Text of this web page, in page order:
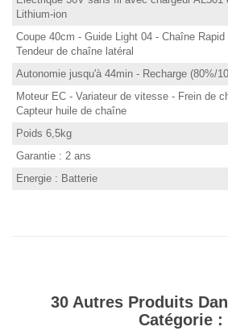
Lithium-ion
Coupe 40cm - Guide Light 04 - Chaîne
Tendeur de chaîne latéral
Autonomie jusqu'à 44min - Recharge (80%/
Moteur EC - Variateur de vitesse - Frein de
Capteur huile de chaîne
Poids 6,5kg
Garantie : 2 ans
Energie : Batterie
30 Autres Produits
Catégorie :